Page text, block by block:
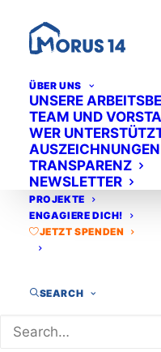
ÜBER UNS
UNSERE
TEAM UND
WER
AUSZEICHNUNGEN
TRANSPARENZ
NEWSLETTER
PROJEKTE
ENGAGIERE DICH!
JETZT SPENDEN
SEARCH